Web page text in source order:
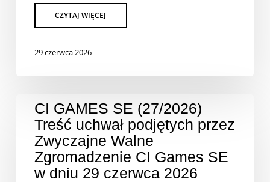
29 czerwca 2026
CI GAMES SE (27/2026)
Treść uchwał podjętych przez
Zwyczajne Walne
Zgromadzenie CI Games SE
w dniu 29 czerwca 2026